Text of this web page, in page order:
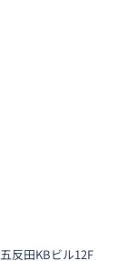
反田KBビル12F